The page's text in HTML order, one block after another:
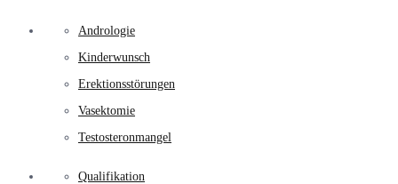
Andrologie
Kinderwunsch
Erektionsstörungen
Vasektomie
Testosteronmangel
Qualifikation